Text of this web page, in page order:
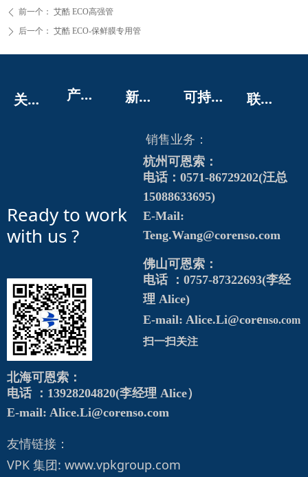
ꄴ 前一个： 艾酷 ECO高强管
ꄲ 后一个： 艾酷 ECO-保鲜膜专用管
产
品展示 新
闻中心 可
持续发展 联
系我们
杭州可恩索：
电话：0571-86729202(汪总
15088633695)
E-Mail:
Teng.Wang@corenso.com
佛山可恩索：
电话 ：0757-87322693(李经
理 Alice)
E-mail: Alice.Li@corenso.com
扫一扫关注
关
于我们
Ready to work
with us ?
销售业务：
北海可恩索：
电话 ：13928204820(李经理 Alice）
E-mail: Alice.Li@corenso.com
友情链接：
VPK 集团: www.vpkgroup.com